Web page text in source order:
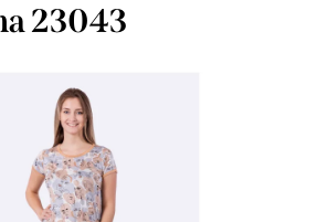
23043